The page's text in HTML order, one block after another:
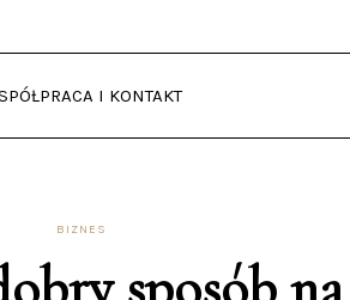
I KONTAKT
BIZNES